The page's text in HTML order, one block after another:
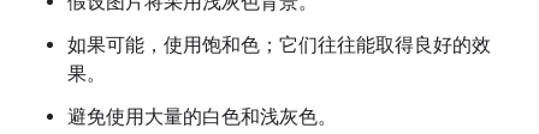
如果可能，使用饱和色；它们往往能取得良好的效
果。
避免使用大量的白色和浅灰色。